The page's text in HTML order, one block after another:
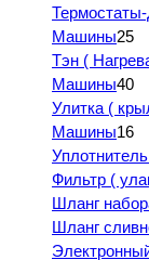
Машины25
Тэн (
Машины40
Улитка (
Машины16
Фильтр (
Шланг
Шланг